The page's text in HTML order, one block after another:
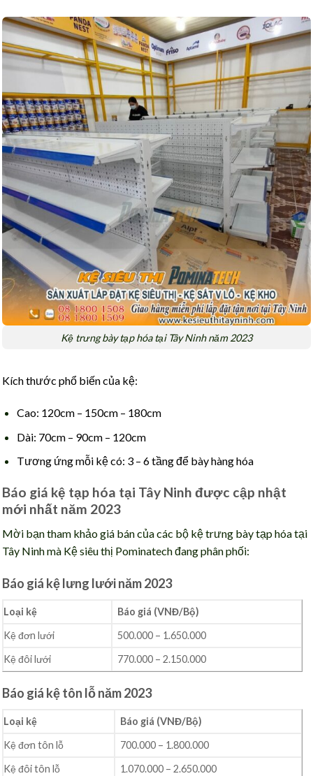
Kệ trưng bày tạp hóa tại Tây Ninh năm 2023
Kích thước phổ biến của kệ:
Cao: 120cm – 150cm – 180cm
Dài: 70cm – 90cm – 120cm
Tương ứng mỗi kệ có: 3 – 6 tầng để bày hàng hóa
Báo giá kệ tạp hóa tại Tây Ninh được cập nhật
mới nhất năm 2023
Mời bạn tham khảo giá bán của các bộ kệ trưng bày tạp hóa tại
Tây Ninh mà Kệ siêu thị Pominatech đang phân phối:
Báo giá kệ lưng lưới năm 2023
Loại kệ
Báo giá (VNĐ/Bộ)
Kệ đơn lưới
500.000 – 1.650.000
Kệ đôi lưới
770.000 – 2.150.000
Báo giá kệ tôn lỗ năm 2023
Loại kệ
Báo giá (VNĐ/Bộ)
Kệ đơn tôn lỗ
700.000 – 1.800.000
Kệ đôi tôn lỗ
1.070.000 – 2.650.000